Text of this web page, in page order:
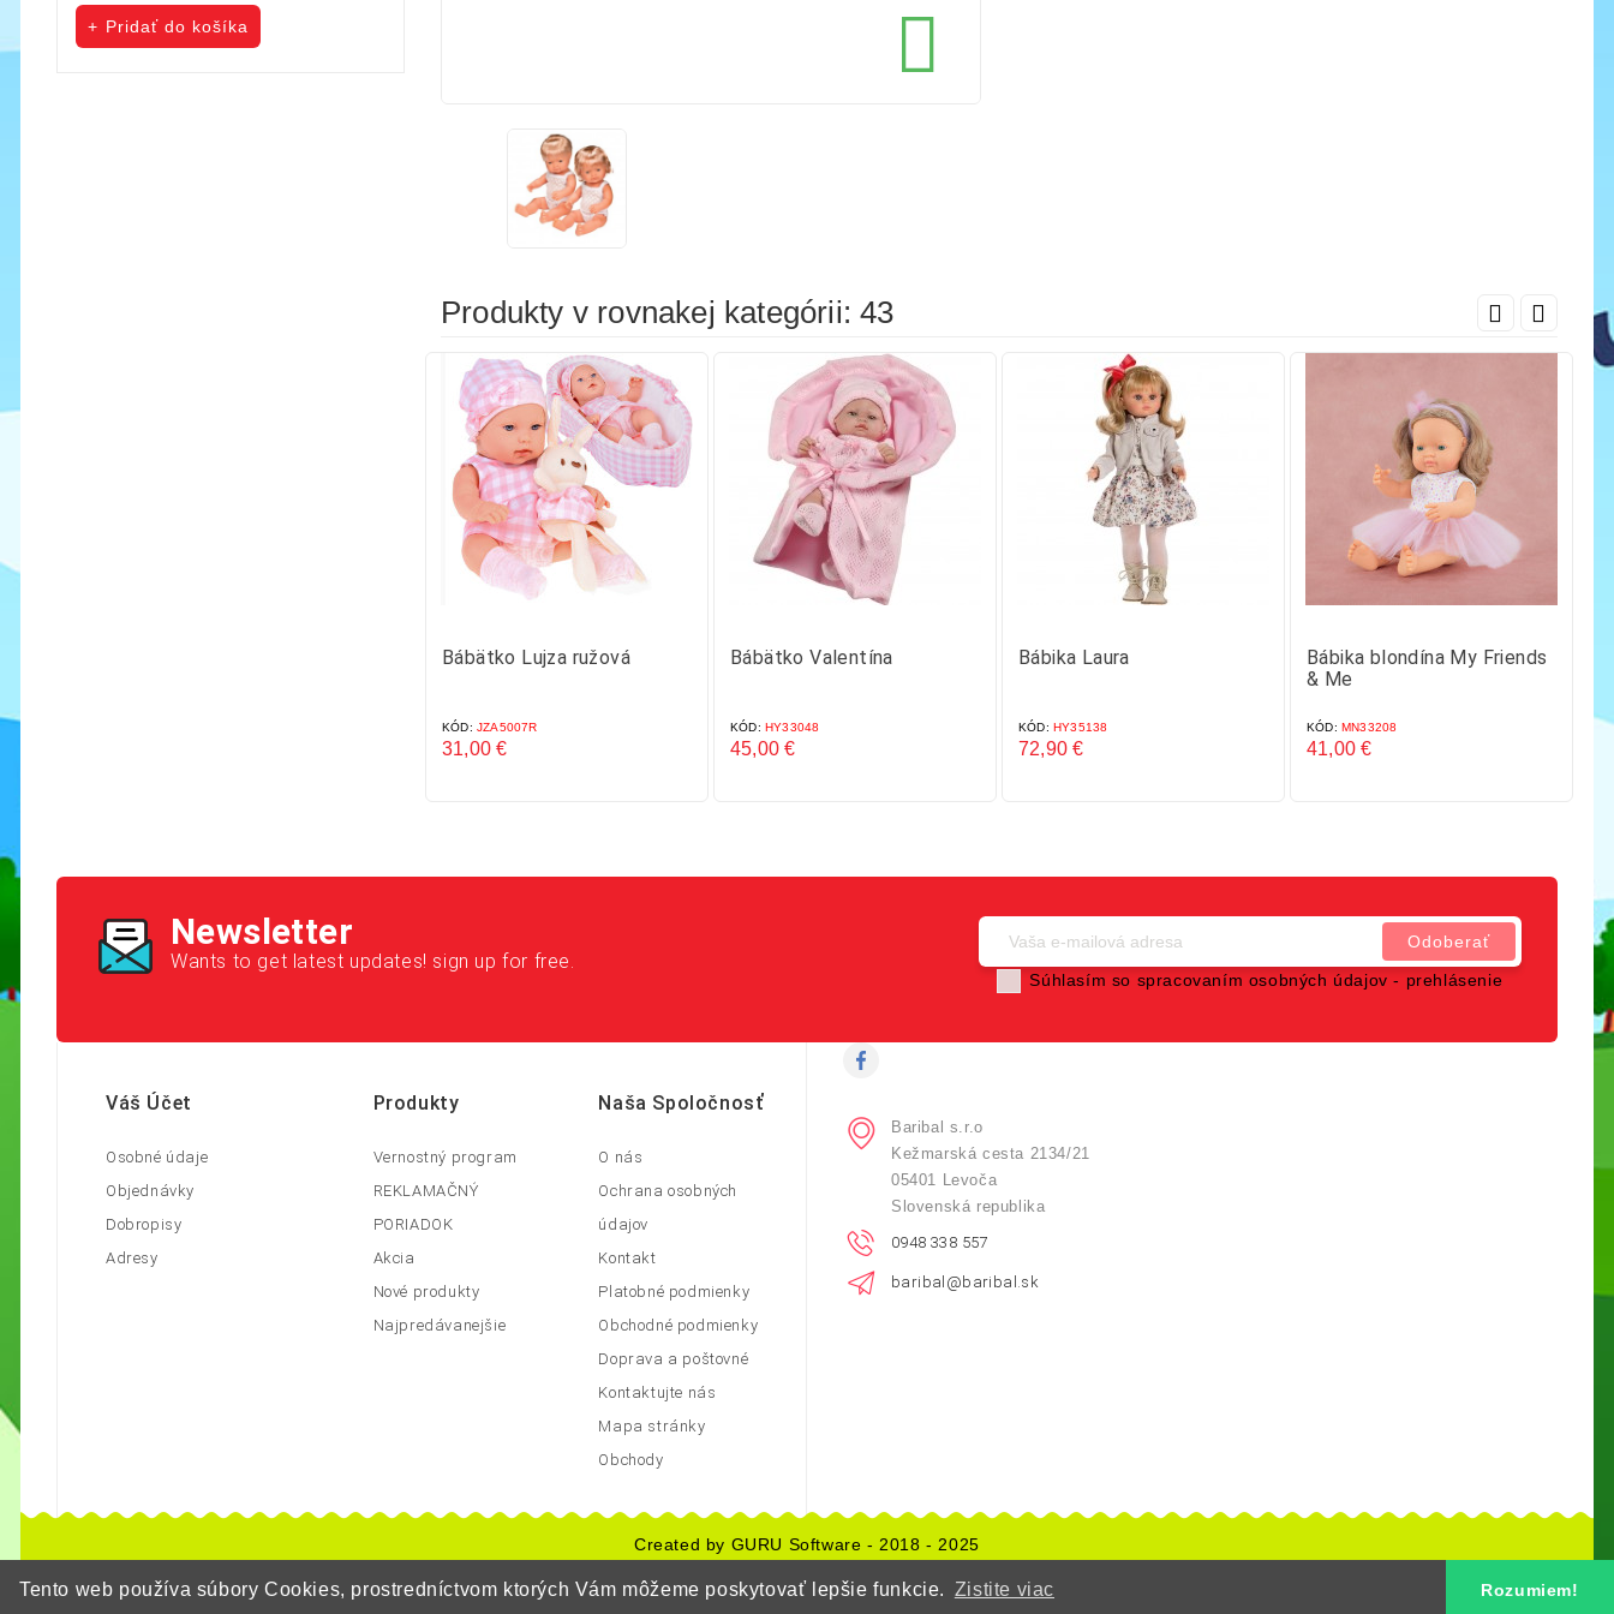
Tento web používa súbory Cookies, prostredníctvom ktorých Vám môžeme poskytovať lepšie funkcie. Zistite viac Rozumiem!
cena
Pridať do košíka 
Produkty v rovnakej kategórii: 43
Bábätko Lujza ružová
KÓD: JZA5007R
31,00 €
Bábätko Valentína
KÓD: HY33048
45,00 €
Bábika Laura
KÓD: HY35138
72,90 €
Bábika blondína My Friends
& Me
KÓD: MN33208
41,00 €
Newsletter
Wants to get latest updates! sign up for free.
Súhlasím so spracovaním osobných údajov - prehlásenie
Váš Účet
Osobné údaje
Objednávky
Dobropisy
Adresy
Produkty
Vernostný program
REKLAMAČNÝ
PORIADOK
Akcia
Nové produkty
Najpredávanejšie
Naša Spoločnosť
O nás
Ochrana osobných
údajov
Kontakt
Platobné podmienky
Obchodné podmienky
Doprava a poštovné
Kontaktujte nás
Mapa stránky
Obchody
Baribal s.r.o
Kežmarská cesta 2134/21
05401 Levoča
Slovenská republika
0948 338 557
baribal@baribal.sk
Created by GURU Software - 2018 - 2025